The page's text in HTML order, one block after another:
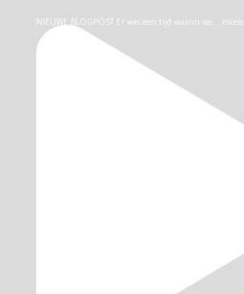
NIEUWE BLOGPOST Er was een tijd waarin we… eikels